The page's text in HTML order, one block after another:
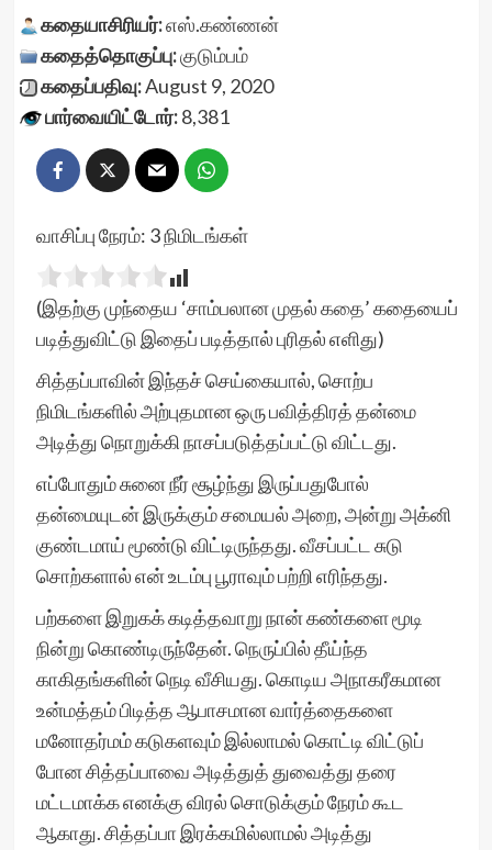
கதையாசிரியர்:எஸ்.கண்ணன்
கதைத்தொகுப்பு:குடும்பம்
கதைப்பதிவு:August 9, 2020
பார்வையிட்டோர்:8,381
வாசிப்பு நேரம்: 3நிமிடங்கள்
(இதற்கு முந்தைய ‘சாம்பலான முதல் கதை’ கதையைப்
படித்துவிட்டு இதைப் படித்தால் புரிதல் எளிது)
சித்தப்பாவின் இந்தச் செய்கையால், சொற்ப
நிமிடங்களில் அற்புதமான ஒரு பவித்திரத் தன்மை
அடித்து நொறுக்கி நாசப்படுத்தப்பட்டு விட்டது.
எப்போதும் சுனை நீர் சூழ்ந்து இருப்பதுபோல்
தன்மையுடன் இருக்கும் சமையல் அறை, அன்று அக்னி
குண்டமாய் மூண்டு விட்டிருந்தது. வீசப்பட்ட சுடு
சொற்களால் என் உடம்பு பூராவும் பற்றி எரிந்தது.
பற்களை இறுகக் கடித்தவாறு நான் கண்களை மூடி
நின்று கொண்டிருந்தேன். நெருப்பில் தீய்ந்த
காகிதங்களின் நெடி வீசியது. கொடிய அநாகரீகமான
உன்மத்தம் பிடித்த ஆபாசமான வார்த்தைகளை
மனோதர்மம் கடுகளவும் இல்லாமல் கொட்டி விட்டுப்
போன சித்தப்பாவை அடித்துத் துவைத்து தரை
மட்டமாக்க எனக்கு விரல் சொடுக்கும் நேரம் கூட
ஆகாது. சித்தப்பா இரக்கமில்லாமல் அடித்து